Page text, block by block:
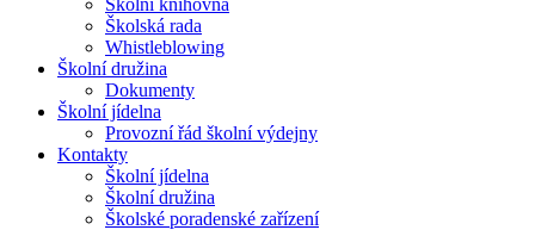
Školská rada
Whistleblowing
Školní družina
Dokumenty
Školní jídelna
Provozní řád školní výdejny
Kontakty
Školní jídelna
Školní družina
Školské poradenské zařízení